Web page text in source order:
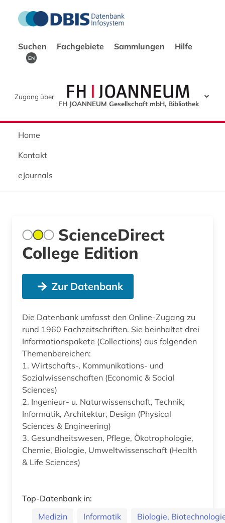
Suchen Fachgebiete Sammlungen Hilfe
EN
Zugang über
FH JOANNEUM Gesellschaft mbH, Bibliothek
Home
Kontakt
eJournals
ScienceDirect
College Edition
Zur Datenbank
Die Datenbank umfasst den Online-Zugang zu
rund 1960 Fachzeitschriften. Sie beinhaltet drei
Informationspakete (Collections) aus folgenden
Themenbereichen:
1. Wirtschafts-, Kommunikations- und
Sozialwissenschaften (Economic & Social
Sciences)
2. Ingenieur- u. Naturwissenschaft, Technik,
Informatik, Architektur, Design (Physical
Sciences & Engineering)
3. Gesundheitswesen, Pflege, Ökotrophologie,
Chemie, Biologie, Umweltwissenschaft (Health
& Life Sciences)
Top-Datenbank in:
Medizin
Informatik Biologie,